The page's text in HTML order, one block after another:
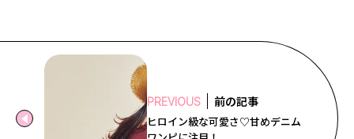
PREVIOUS 前の記事
ヒロイン級な可愛さ♡甘めデニム